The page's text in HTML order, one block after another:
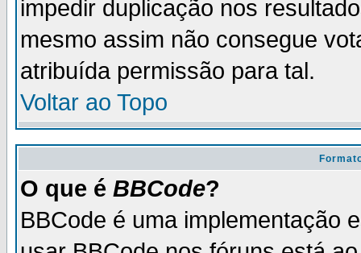
impedir duplicação nos
mesmo assim não consegue
atribuída permissão para tal.
Voltar ao Topo
O que é BBCode?
BBCode é uma implementação